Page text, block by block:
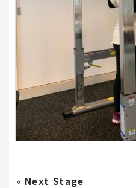
« Next Stage